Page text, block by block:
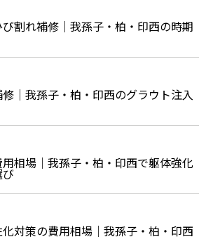
割れ補修｜我孫子・柏・印西の時期
｜我孫子・柏・印西のグラウト注入
相場｜我孫子・柏・印西で躯体強化
対策の費用相場｜我孫子・柏・印西